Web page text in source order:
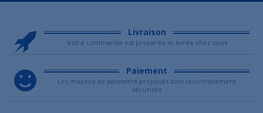
Livraison
Votre commande est preparée et livrée chez vous
Paiement
Les moyens de paiement proposés sont tous totalement
sécurisés